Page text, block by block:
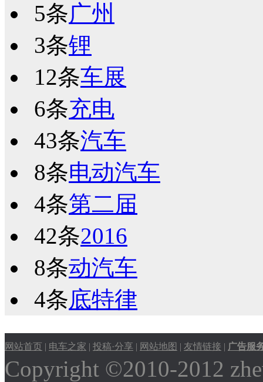
5条广州
3条锂
12条车展
6条充电
43条汽车
8条电动汽车
4条第二届
42条2016
8条动汽车
4条底特律
网站首页 | 电车之家 | 投稿·分享 | 网站地图 | 友情链接 | 广告服
Copyright ©2010-2012